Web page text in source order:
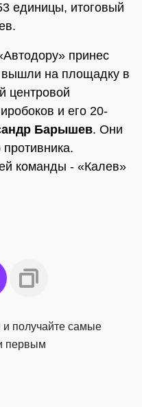
единицы, итоговый
принес
на площадку в
центровой
и его 20-
Барышев. Они
команды - «Калев»
получайте самые
первым